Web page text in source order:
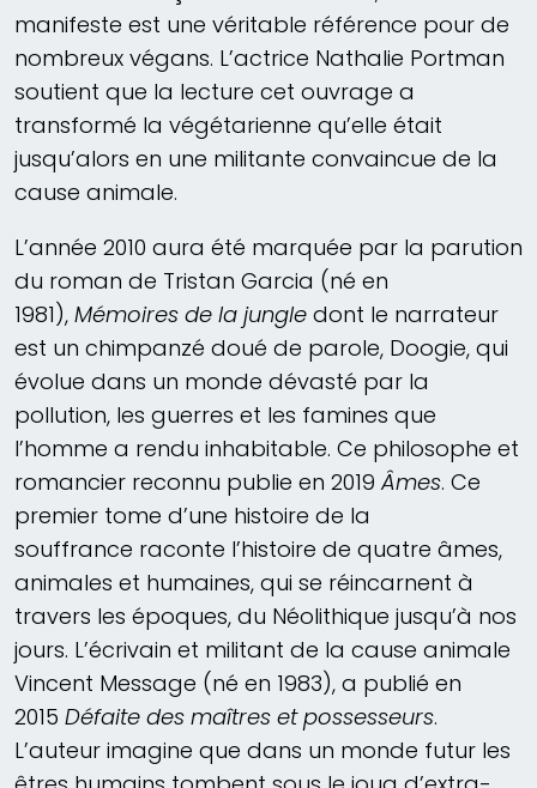
manifeste est une véritable référence pour de
nombreux végans. L’actrice Nathalie Portman
soutient que la lecture cet ouvrage a
transformé la végétarienne qu’elle était
jusqu’alors en une militante convaincue de la
cause animale.
L’année 2010 aura été marquée par la parution
du roman de Tristan Garcia (né en
1981), Mémoires de la jungle dont le narrateur
est un chimpanzé doué de parole, Doogie, qui
évolue dans un monde dévasté par la
pollution, les guerres et les famines que
l’homme a rendu inhabitable. Ce philosophe et
romancier reconnu publie en 2019Âmes. Ce
premier tome d’une histoire de la
souffrance raconte l’histoire de quatre âmes,
animales et humaines, qui se réincarnent à
travers les époques, du Néolithique jusqu’à nos
jours. L’écrivain et militant de la cause animale
Vincent Message (né en 1983), a publié en
2015 Défaite des maîtres et possesseurs.
L’auteur imagine que dans un monde futur les